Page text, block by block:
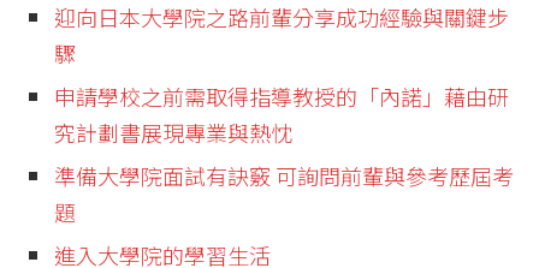
迎向日本大學院之路前輩分享成功經驗與關鍵步
驟
申請學校之前需取得指導教授的「內諾」藉由研
究計劃書展現專業與熱忱
準備大學院面試有訣竅 可詢問前輩與參考歷屆考
題
進入大學院的學習生活